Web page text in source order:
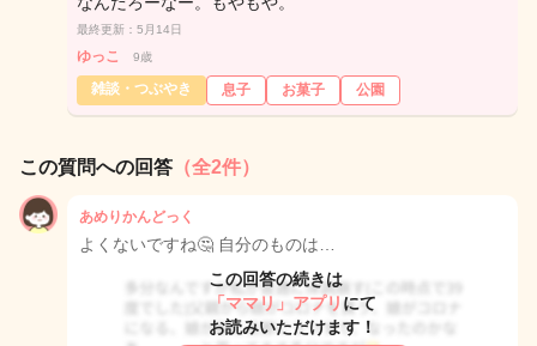
最終更新：5月14日
ゆっこ 9歳
雑談・つぶやき 息子 お菓子 公園
この質問への回答 （全2件）
あめりかんどっく
よくないですね🤔 自分のものは…
この回答の続きは
「ママリ」アプリ にて
お読みいただけます！